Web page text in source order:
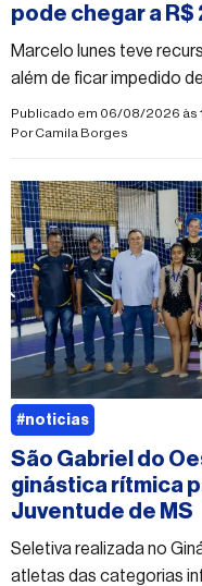
pode chegar a R$
Marcelo Iunes teve
além de ficar impedido
dois anos
Publicado em 06/08/2026 às
PorCamila Borges
São Gabriel do
ginástica rítmica
Juventude de MS
Seletiva realizada no
atletas das categorias
#noticias